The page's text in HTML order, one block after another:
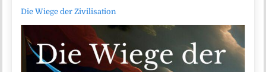
Die Wiege der Zivilisation